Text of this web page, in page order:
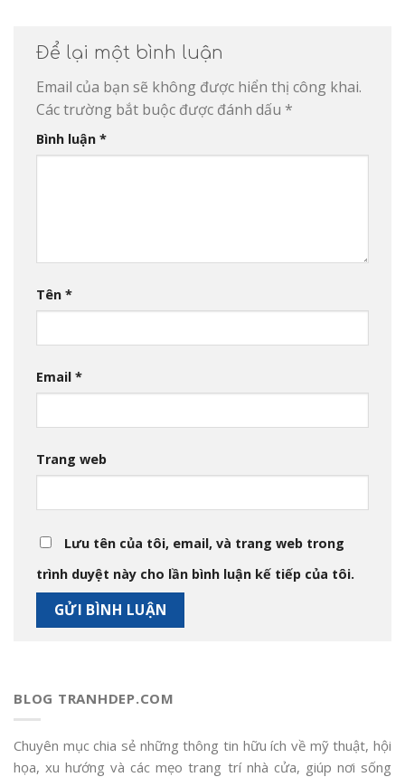
Để lại một bình luận
Email của bạn sẽ không được hiển thị công khai.
Các trường bắt buộc được đánh dấu *
Bình luận *
Tên *
Email *
Trang web
Lưu tên của tôi, email, và trang web trong
trình duyệt này cho lần bình luận kế tiếp của tôi.
BLOG TRANHDEP.COM
Chuyên mục chia sẻ những thông tin hữu ích về mỹ thuật, hội
họa, xu hướng và các mẹo trang trí nhà cửa, giúp nơi sống